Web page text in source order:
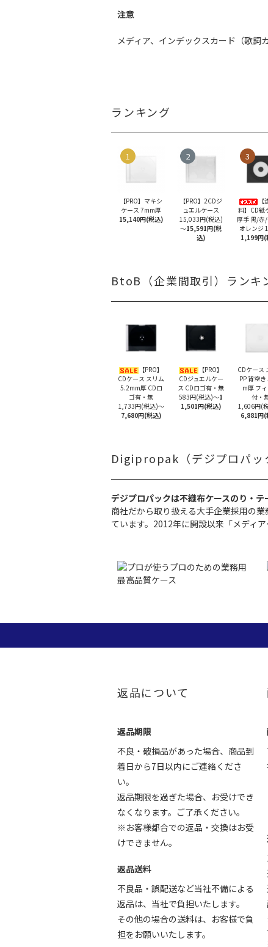
注意
メディア、インデックスカード（歌詞
ランキング
1
【PRO】マキシ
ケース 7mm厚
15,140円(税込)
2
【PRO】2CDジ
ュエルケース
15,033円(税込)
～15,591円(税
込)
3
料】CD紙
厚手 黒/赤
オレンジ
1,199円(
BtoB（企業間取引）ランキ
【PRO】
CDケース スリム
5.2mm厚 CDロ
ゴ有・無
1,733円(税込)～
7,680円(税込)
【PRO】
CDジュエルケー
ス CDロゴ有・無
583円(税込)～1
1,501円(税込)
CDケース
PP 背空
m厚 フ
付・
1,606円(
6,881円(
Digipropak（デジプロパッ
デジプロパックは不織布ケースのり・テ
商社だから取り扱える大手企業採用の
ています。2012年に開設以来「メディ
返品について
返品期限
不良・破損品があった場合、商品到
着日から7日以内にご連絡くださ
い。
返品期限を過ぎた場合、お受けでき
なくなります。ご了承ください。
※お客様都合での返品・交換はお受
けできません。
返品送料
不良品・誤配送など当社不備による
返品は、当社で負担いたします。
その他の場合の送料は、お客様で負
担をお願いいたします。